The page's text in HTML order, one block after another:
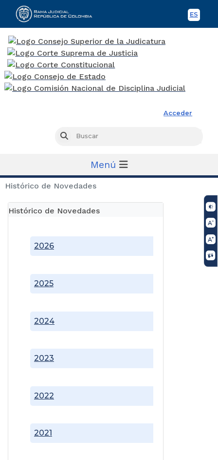
ES
Acceder
Buscar
Menú
Histórico de Novedades
Histórico de Novedades
2021
2022
2023
2024
2025
2026